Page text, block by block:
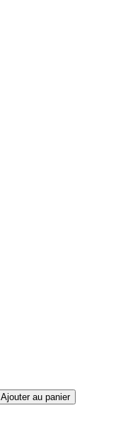
Ajouter au panier